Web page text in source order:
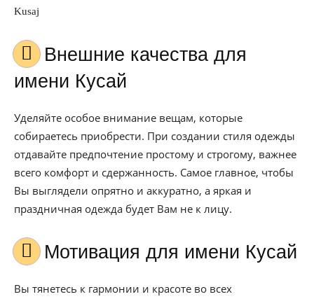
Kusaj
Внешние качества для
имени Кусай
Уделяйте особое внимание вещам, которые
собираетесь приобрести. При создании стиля одежды
отдавайте предпочтение простому и строгому, важнее
всего комфорт и сдержанность. Самое главное, чтобы
Вы выглядели опрятно и аккуратно, а яркая и
праздничная одежда будет Вам не к лицу.
Мотивация для имени Кусай
Вы тянетесь к гармонии и красоте во всех